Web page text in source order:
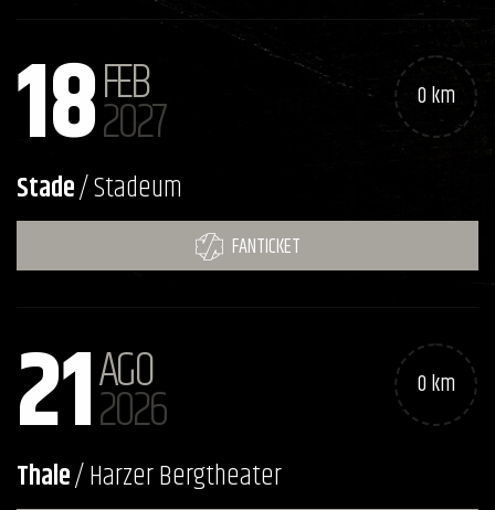
18FEB
2027 0 km
Stade/ Stadeum
FANTICKET
21AGO
2026 0 km
Thale/ Harzer Bergtheater